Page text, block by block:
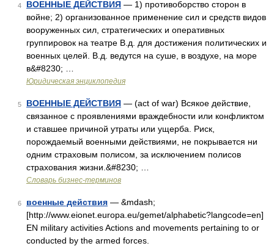
4 ВОЕННЫЕ ДЕЙСТВИЯ — 1) противоборство сторон в
войне; 2) организованное применение сил и средств видов
вооруженных сил, стратегических и оперативных
группировок на театре В.д. для достижения политических и
военных целей. В.д. ведутся на суше, в воздухе, на море
в&#8230; …
Юридическая энциклопедия
5 ВОЕННЫЕ ДЕЙСТВИЯ — (act of war) Всякое действие,
связанное с проявлениями враждебности или конфликтом
и ставшее причиной утраты или ущерба. Риск,
порождаемый военными действиями, не покрывается ни
одним страховым полисом, за исключением полисов
страхования жизни.&#8230; …
Словарь бизнес-терминов
6 военные действия — &mdash;
[http://www.eionet.europa.eu/gemet/alphabetic?langcode=en]
EN military activities Actions and movements pertaining to or
conducted by the armed forces.